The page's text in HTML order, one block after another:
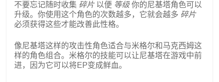
不要忘记随时收集 碎片以便 等级你的尼基塔角色可以
升级。你使用这个角色的次数越多，它就会越多 碎片
必须获得这些才能改善此性格。
像尼基塔这样的攻击性角色适合与米格尔和马克西姆这
样的角色组合。米格尔的技能可以让尼基塔在游戏中前
进，因为它可以将EP变成鲜血。